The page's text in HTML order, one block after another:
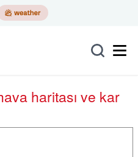
haritası ve kar